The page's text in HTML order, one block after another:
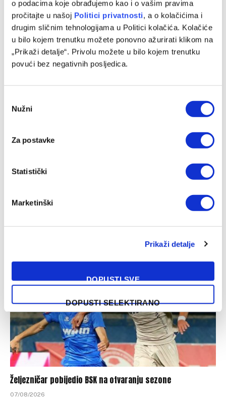
o podacima koje obrađujemo kao i o vašim pravima
pročitajte u našoj Politici privatnosti, a o kolačićima i
drugim sličnim tehnologijama u Politici kolačića. Kolačiće
u bilo kojem trenutku možete ponovno ažurirati klikom na
„Prikaži detalje“. Privolu možete u bilo kojem trenutku
povući bez negativnih posljedica.
Selection
Nužni
Za postavke
Statistički
Marketinški
Prikaži detalje
DOPUSTI SVE
DOPUSTI SELEKTIRANO
Puzigaća: Drago mi je što moji igrači nisu podlegli
atmosferi
Željezničar pobijedio BSK na otvaranju sezone
07/08/2026